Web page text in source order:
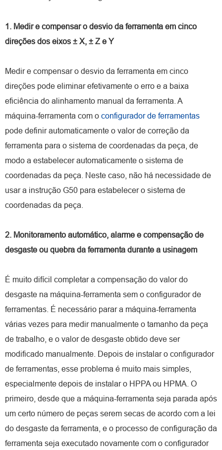
1. Medir e compensar o desvio da ferramenta em cinco
direções dos eixos ± X, ± Z e Y
Medir e compensar o desvio da ferramenta em cinco
direções pode eliminar efetivamente o erro e a baixa
eficiência do alinhamento manual da ferramenta. A
máquina-ferramenta com o configurador de ferramentas
pode definir automaticamente o valor de correção da
ferramenta para o sistema de coordenadas da peça, de
modo a estabelecer automaticamente o sistema de
coordenadas da peça. Neste caso, não há necessidade de
usar a instrução G50 para estabelecer o sistema de
coordenadas da peça.
2. Monitoramento automático, alarme e compensação de
desgaste ou quebra da ferramenta durante a usinagem
É muito difícil completar a compensação do valor do
desgaste na máquina-ferramenta sem o configurador de
ferramentas. É necessário parar a máquina-ferramenta
várias vezes para medir manualmente o tamanho da peça
de trabalho, e o valor de desgaste obtido deve ser
modificado manualmente. Depois de instalar o configurador
de ferramentas, esse problema é muito mais simples,
especialmente depois de instalar o HPPA ou HPMA. O
primeiro, desde que a máquina-ferramenta seja parada após
um certo número de peças serem secas de acordo com a lei
do desgaste da ferramenta, e o processo de configuração da
ferramenta seja executado novamente com o configurador